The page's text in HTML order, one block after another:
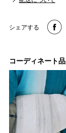
シェアする
コーディネート品